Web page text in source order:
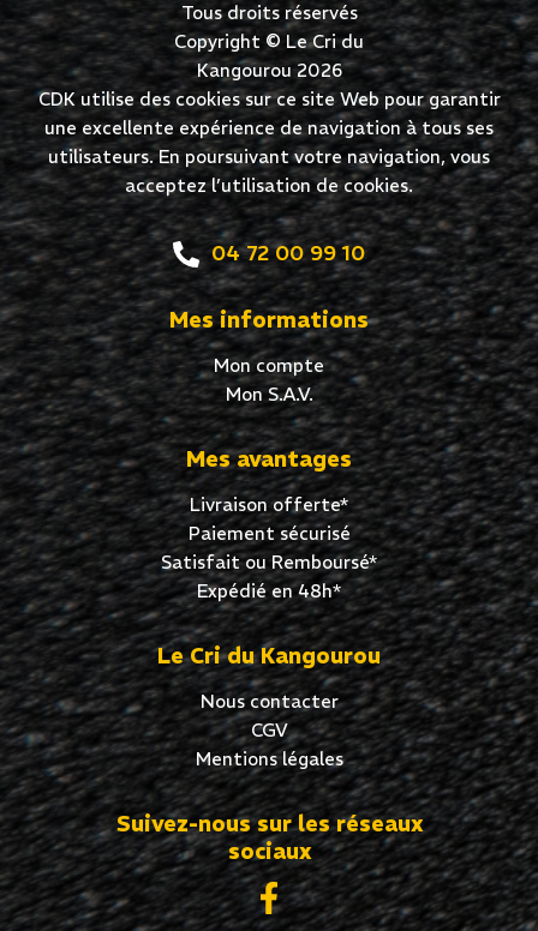
Tous droits réservés
Copyright © Le Cri du
Kangourou 2026
CDK utilise des cookies sur ce site Web pour garantir
une excellente expérience de navigation à tous ses
utilisateurs. En poursuivant votre navigation, vous
acceptez l’utilisation de cookies.
04 72 00 99 10
Mes informations
Mon compte
Mon S.A.V.
Mes avantages
Livraison offerte*
Paiement sécurisé
Satisfait ou Remboursé*
Expédié en 48h*
Le Cri du Kangourou
Nous contacter
CGV
Mentions légales
Suivez-nous sur les réseaux
sociaux